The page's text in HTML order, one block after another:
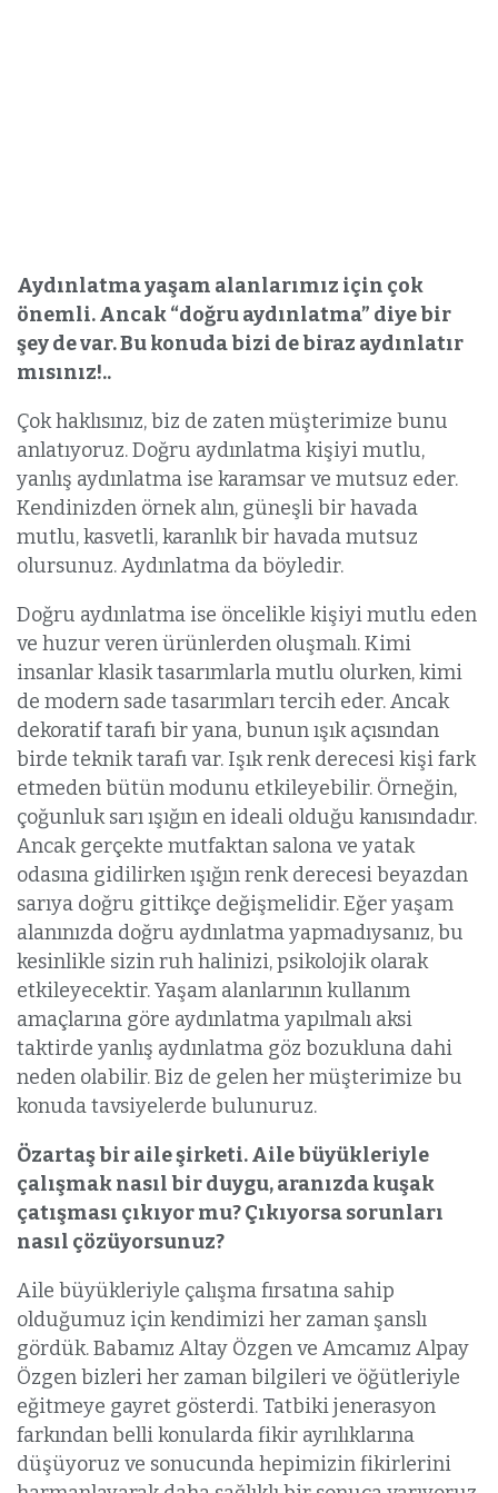
Aydınlatma yaşam alanlarımız için çok
önemli. Ancak “doğru aydınlatma” diye bir
şey de var. Bu konuda bizi de biraz aydınlatır
mısınız!..
Çok haklısınız, biz de zaten müşterimize bunu
anlatıyoruz. Doğru aydınlatma kişiyi mutlu,
yanlış aydınlatma ise karamsar ve mutsuz eder.
Kendinizden örnek alın, güneşli bir havada
mutlu, kasvetli, karanlık bir havada mutsuz
olursunuz. Aydınlatma da böyledir.
Doğru aydınlatma ise öncelikle kişiyi mutlu eden
ve huzur veren ürünlerden oluşmalı. Kimi
insanlar klasik tasarımlarla mutlu olurken, kimi
de modern sade tasarımları tercih eder. Ancak
dekoratif tarafı bir yana, bunun ışık açısından
birde teknik tarafı var. Işık renk derecesi kişi fark
etmeden bütün modunu etkileyebilir. Örneğin,
çoğunluk sarı ışığın en ideali olduğu kanısındadır.
Ancak gerçekte mutfaktan salona ve yatak
odasına gidilirken ışığın renk derecesi beyazdan
sarıya doğru gittikçe değişmelidir. Eğer yaşam
alanınızda doğru aydınlatma yapmadıysanız, bu
kesinlikle sizin ruh halinizi, psikolojik olarak
etkileyecektir. Yaşam alanlarının kullanım
amaçlarına göre aydınlatma yapılmalı aksi
taktirde yanlış aydınlatma göz bozukluna dahi
neden olabilir. Biz de gelen her müşterimize bu
konuda tavsiyelerde bulunuruz.
Özartaş bir aile şirketi. Aile büyükleriyle
çalışmak nasıl bir duygu, aranızda kuşak
çatışması çıkıyor mu? Çıkıyorsa sorunları
nasıl çözüyorsunuz?
Aile büyükleriyle çalışma fırsatına sahip
olduğumuz için kendimizi her zaman şanslı
gördük. Babamız Altay Özgen ve Amcamız Alpay
Özgen bizleri her zaman bilgileri ve öğütleriyle
eğitmeye gayret gösterdi. Tatbiki jenerasyon
farkından belli konularda fikir ayrılıklarına
düşüyoruz ve sonucunda hepimizin fikirlerini